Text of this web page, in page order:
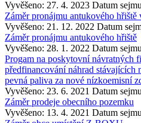
Vyvěšeno: 27. 4. 2023 Datum
Záměr pronájmu antukového hřiště
Vyvěšeno: 21. 12. 2022 Datum
Záměr pronájmu antukového hřiště
Vyvěšeno: 28. 1. 2022 Datum
Progam na poskytovní návratných
předfinancování náhrad stávajících
pevná paliva za nové nízkoemisní
Vyvěšeno: 23. 6. 2021 Datum
Záměr prodeje obecního pozemku
Vyvěšeno: 13. 4. 2021 Datum